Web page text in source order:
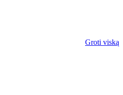
Groti viską